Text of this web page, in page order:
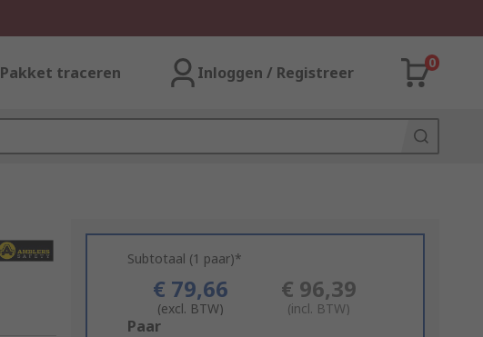
Pakket traceren Inloggen / Registreer
0
Subtotaal (1 paar)*
€ 79,66
(excl. BTW)
€ 96,39
(incl. BTW)
Add
Paar